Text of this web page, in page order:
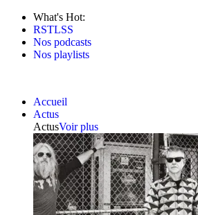
What's Hot:
RSTLSS
Nos podcasts
Nos playlists
Accueil
Actus
ActusVoir plus